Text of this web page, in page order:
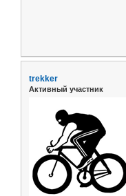
trekker
Активный участник